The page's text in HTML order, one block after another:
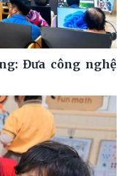
Đưa công nghệ